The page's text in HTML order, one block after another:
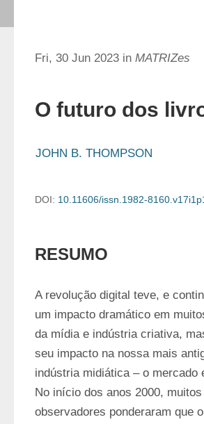
Fri, 30 Jun 2023 in MATRIZes
O futuro dos
JOHN B. THOMPSON
DOI: 10.11606/issn.1982-
RESUMO
A revolução digital teve, e
um impacto dramático em
da mídia e indústria criativa,
seu impacto na nossa mais
indústria midiática – o mercado
No início dos anos 2000, muitos
observadores ponderaram que